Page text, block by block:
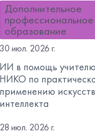
Дополнительное
профессиональное
образование
30 июл. 2026 г.
ИИ в помощь
НИКО по
применению
интеллекта
28 июл. 2026 г.